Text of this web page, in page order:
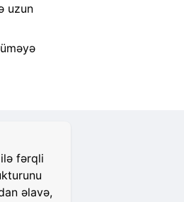
uzun
fərqli
əlavə,